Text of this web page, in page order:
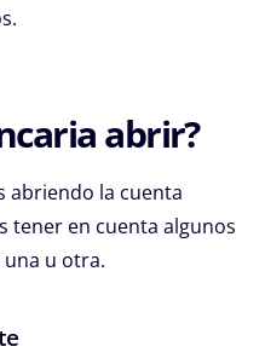
abrir?
abriendo la cuenta
tener en cuenta algunos
u otra.